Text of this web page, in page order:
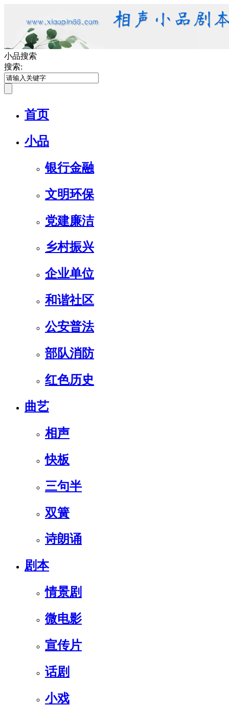
小品搜索
搜索:
首页
小品
银行金融
文明环保
党建廉洁
乡村振兴
企业单位
和谐社区
公安普法
部队消防
红色历史
曲艺
相声
快板
三句半
双簧
诗朗诵
剧本
情景剧
微电影
宣传片
话剧
小戏